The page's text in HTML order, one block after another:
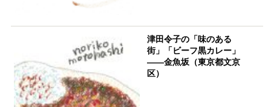
津田令子の「味のある
街」「ビーフ黒カレー」
――金魚坂（東京都文京
区）